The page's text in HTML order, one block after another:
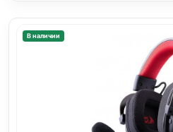
В наличии